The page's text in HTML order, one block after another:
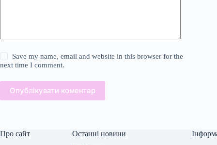
Save my name, email and website in this browser for the
next time I comment.
Опублікувати коментар
Про сайт
Останні новини